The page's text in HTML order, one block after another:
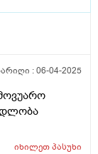
:06-04-2025
იხილეთპასუხი